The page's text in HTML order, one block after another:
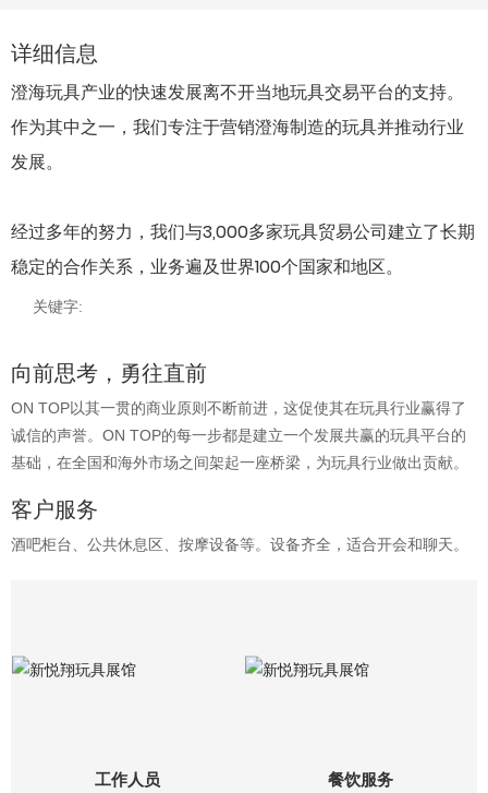
详细信息
澄海玩具产业的快速发展离不开当地玩具交易平台的支持。
作为其中之一，我们专注于营销澄海制造的玩具并推动行业
发展。
经过多年的努力，我们与3,000多家玩具贸易公司建立了长期
稳定的合作关系，业务遍及世界100个国家和地区。
关键字:
向前思考，勇往直前
ON TOP以其一贯的商业原则不断前进，这促使其在玩具行业赢得了
诚信的声誉。ON TOP的每一步都是建立一个发展共赢的玩具平台的
基础，在全国和海外市场之间架起一座桥梁，为玩具行业做出贡献。
客户服务
酒吧柜台、公共休息区、按摩设备等。设备齐全，适合开会和聊天。
工作人员 餐饮服务